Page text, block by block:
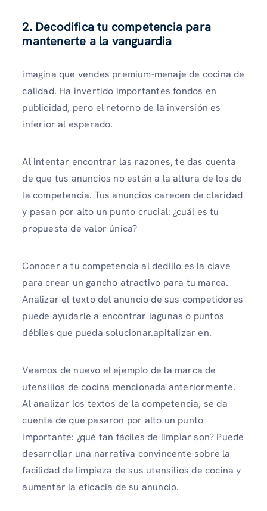
2. Decodifica tu competencia para
mantenerte a la vanguardia
imagina que vendes premium-menaje de cocina de
calidad. Ha invertido importantes fondos en
publicidad, pero el retorno de la inversión es
inferior al esperado.
Al intentar encontrar las razones, te das cuenta
de que tus anuncios no están a la altura de los de
la competencia. Tus anuncios carecen de claridad
y pasan por alto un punto crucial: ¿cuál es tu
propuesta de valor única?
Conocer a tu competencia al dedillo es la clave
para crear un gancho atractivo para tu marca.
Analizar el texto del anuncio de sus competidores
puede ayudarle a encontrar lagunas o puntos
débiles que pueda solucionar.apitalizar en.
Veamos de nuevo el ejemplo de la marca de
utensilios de cocina mencionada anteriormente.
Al analizar los textos de la competencia, se da
cuenta de que pasaron por alto un punto
importante: ¿qué tan fáciles de limpiar son? Puede
desarrollar una narrativa convincente sobre la
facilidad de limpieza de sus utensilios de cocina y
aumentar la eficacia de su anuncio.